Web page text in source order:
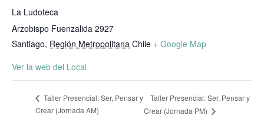
La Ludoteca
Arzobispo Fuenzalida 2927
Santiago, Región Metropolitana Chile + Google Map
Ver la web del Local
Taller Presencial: Ser, Pensar y
Crear (Jornada AM)
Taller Presencial: Ser, Pensar y
Crear (Jornada PM)